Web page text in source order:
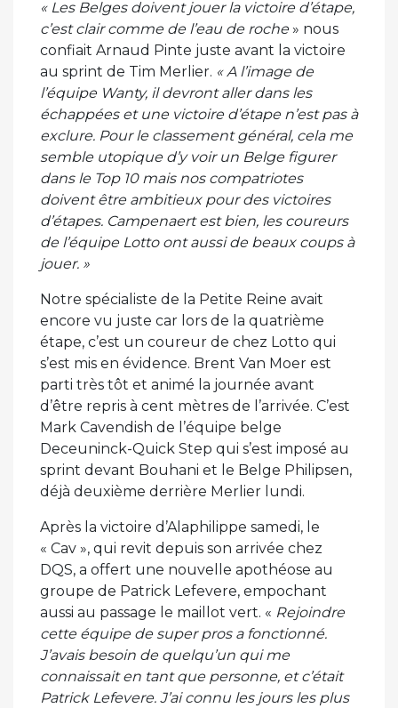
« Les Belges doivent jouer la victoire d’étape,
c’est clair comme de l’eau de roche» nous
confiait Arnaud Pinte juste avant la victoire
au sprint de Tim Merlier. « A l’image de
l’équipe Wanty, il devront aller dans les
échappées et une victoire d’étape n’est pas à
exclure. Pour le classement général, cela me
semble utopique d’y voir un Belge figurer
dans le Top 10 mais nos compatriotes
doivent être ambitieux pour des victoires
d’étapes. Campenaert est bien, les coureurs
de l’équipe Lotto ont aussi de beaux coups à
jouer. »
Notre spécialiste de la Petite Reine avait
encore vu juste car lors de la quatrième
étape, c’est un coureur de chez Lotto qui
s’est mis en évidence. Brent Van Moer est
parti très tôt et animé la journée avant
d’être repris à cent mètres de l’arrivée. C’est
Mark Cavendish de l’équipe belge
Deceuninck-Quick Step qui s’est imposé au
sprint devant Bouhani et le Belge Philipsen,
déjà deuxième derrière Merlier lundi.
Après la victoire d’Alaphilippe samedi, le
« Cav », qui revit depuis son arrivée chez
DQS, a offert une nouvelle apothéose au
groupe de Patrick Lefevere, empochant
aussi au passage le maillot vert. « Rejoindre
cette équipe de super pros a fonctionné.
J’avais besoin de quelqu’un qui me
connaissait en tant que personne, et c’était
Patrick Lefevere. J’ai connu les jours les plus